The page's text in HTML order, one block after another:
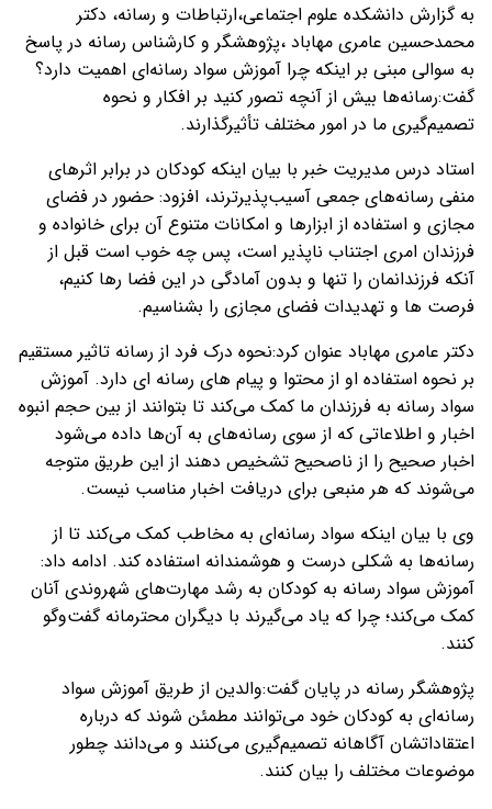
به گزارش دانشکده علوم اجتماعی،ارتباطات و رسانه، دکتر
محمدحسین عامری مهاباد ،پژوهشگر و کارشناس رسانه در پاسخ
به سوالی مبنی بر اینکه چرا آموزش سواد رسانه‌ای اهمیت دارد؟
گفت:رسانه‌ها بیش از آنچه تصور کنید بر افکار و نحوه
تصمیم‌گیری ما در امور مختلف تأثیرگذارند.
استاد درس مدیریت خبر با بیان اینکه کودکان در برابر اثرهای
منفی رسانه‌های جمعی آسیب‌پذیرترند، افزود: حضور در فضای
مجازی و استفاده از ابزارها و امکانات متنوع آن برای خانواده و
فرزندان امری اجتناب ناپذیر است، پس چه خوب است قبل از
آنکه فرزندانمان را تنها و بدون آمادگی در این فضا رها کنیم،
فرصت ها و تهدیدات فضای مجازی را بشناسیم.
دکتر عامری مهاباد عنوان کرد:نحوه درک فرد از رسانه تاثیر مستقیم
بر نحوه استفاده او از محتوا و پیام های رسانه ای دارد. آموزش
سواد رسانه به فرزندان ما کمک می‌کند تا بتوانند از بین حجم انبوه
اخبار و اطلاعاتی که از سوی رسانه‌های به آن‌ها داده می‌شود
اخبار صحیح را از ناصحیح تشخیص دهند از این طریق متوجه
می‌شوند که هر منبعی برای دریافت اخبار مناسب نیست.
وی با بیان اینکه سواد رسانه‌ای به مخاطب کمک می‌کند تا از
رسانه‌ها به شکلی درست و هوشمندانه استفاده کند. ادامه داد:
آموزش سواد رسانه‌ به کودکان به رشد مهارت‌های شهروندی آنان
کمک می‌کند؛ چرا که یاد می‌گیرند با دیگران محترمانه گفت‌وگو
کنند.
پژوهشگر رسانه در پایان گفت:والدین از طریق آموزش سواد
رسانه‌ای به کودکان خود می‌توانند مطمئن شوند که درباره
اعتقاداتشان آگاهانه تصمیم‌گیری می‌کنند و می‌دانند چطور
موضوعات مختلف را بیان کنند.